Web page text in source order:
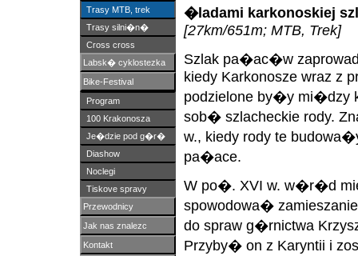
Trasy MTB, trek
Trasy silni�n�
Cross cross
Labsk� cyklostezka
Bike-Festival
Program
100 Krakonosza
Je�dzie pod g�r�
Diashow
Noclegi
Tiskove spravy
Przewodnicy
Jak nas znalezc
Kontakt
�ladami karkonoskiej
[27km/651m; MTB, Trek]
Szlak pa�ac�w
kiedy Karkonosze wraz z
podzielone by�y mi�dzy
sob� szlacheckie rody.
w., kiedy rody te
pa�ace.
W po�. XVI w. w�r�d
spowodowa�
do spraw g�rnictwa
Przyby� on z Karyntii i